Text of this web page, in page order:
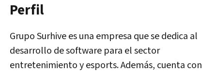
Perfil
Grupo Surhivees una empresa que se dedica al
desarrollo de software para el sector
entretenimiento y esports. Además, cuenta con